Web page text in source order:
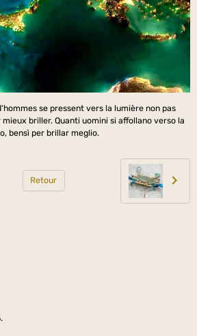
se pressent vers la lumière non pas
briller. Quanti uomini si affollano verso la
bensì per brillar meglio.
Retour